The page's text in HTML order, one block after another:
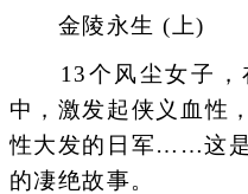
金陵永生 (上)
13个风尘女子，
中，激发起侠义血性
性大发的日军……这
的凄绝故事。